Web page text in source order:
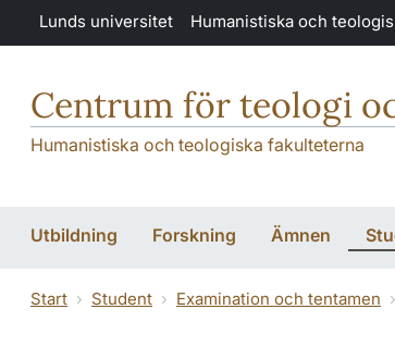
Hoppa till huvudinnehåll
Lunds universitet Humanistiska och
Centrum för teologi
Humanistiska och teologiska fakulteterna
Utbildning Forskning Ämnen
Start Student Examination och tentamen